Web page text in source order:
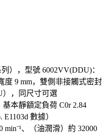
），型號 6002VV(DDU)：
度 9 mm，雙側非接觸式密封
），同尺寸可選
本靜額定負荷 C0r 2.84
數據）
、（油潤滑）約 32000